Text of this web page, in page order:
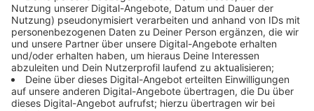
der Verletzten nahezu gleich geblieben ist. Die Polizei
betonte heute, dass nach jedem schweren Unfall
sofort Maßnahmen zur Verbesserung der Sicherheit
geprüft werden. So wurden nach dem tödlichen Unfall
eines 11-jährigen Mädchens am Berliner Platz Anfang
Januar bauliche Veränderungen beschlossen.